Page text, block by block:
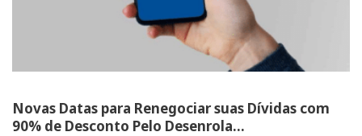
Novas Datas para Renegociar suas Dívidas com
90% de Desconto Pelo Desenrola…